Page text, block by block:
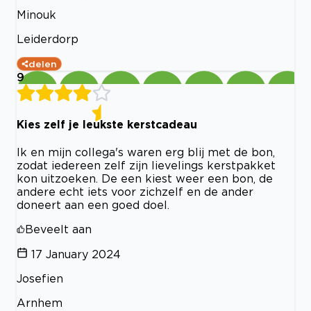
Minouk
Leiderdorp
delen
9
Kies zelf je leukste kerstcadeau
Ik en mijn collega's waren erg blij met de bon,
zodat iedereen zelf zijn lievelings kerstpakket
kon uitzoeken. De een kiest weer een bon, de
andere echt iets voor zichzelf en de ander
doneert aan een goed doel.
Beveelt aan
17 January 2024
Josefien
Arnhem